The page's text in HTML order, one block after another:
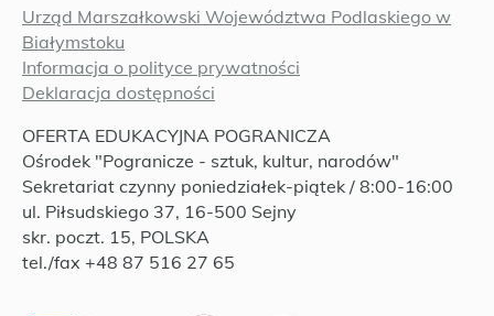
Urząd Marszałkowski Województwa Podlaskiego w
Białymstoku
Informacja o polityce prywatności
Deklaracja dostępności
OFERTA EDUKACYJNA POGRANICZA
Ośrodek "Pogranicze - sztuk, kultur, narodów"
Sekretariat czynny poniedziałek-piątek / 8:00-16:00
ul. Piłsudskiego 37, 16-500 Sejny
skr. poczt. 15, POLSKA
tel./fax +48 87 516 27 65